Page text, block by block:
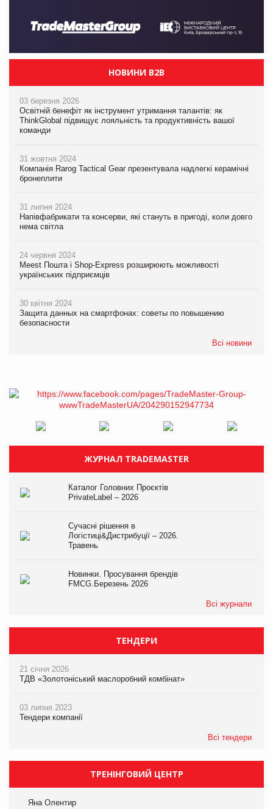
НОВИНИ B2B
03 березня 2026
Освітній бенефіт як інструмент утримання талантів: як
ThinkGlobal підвищує лояльність та продуктивність вашої
команди
31 жовтня 2024
Компанія Rarog Tactical Gear презентувала надлегкі керамічні
бронеплити
31 липня 2024
Напівфабрикати та консерви, які стануть в пригоді, коли довго
нема світла
24 червня 2024
Meest Пошта і Shop-Express розширюють можливості
українських підприємців
30 квітня 2024
Защита данных на смартфонах: советы по повышению
безопасности
Всі новини
ЖУРНАЛ TRADEMASTER
Каталог Головних Проєктів
PrivateLabel – 2026
Сучасні рішення в
Логістиці&Дистрибуції – 2026.
Травень
Новинки. Просування брендів
FMCG.Березень 2026
Всі журнали
ТЕНДЕРИ
21 січня 2026
ТДВ «Золотоніський маслоробний комбінат»
03 липня 2023
Тендери компанії
Всі тендери
ТРЕНІНГОВИЙ ЦЕНТР
Яна Олентир